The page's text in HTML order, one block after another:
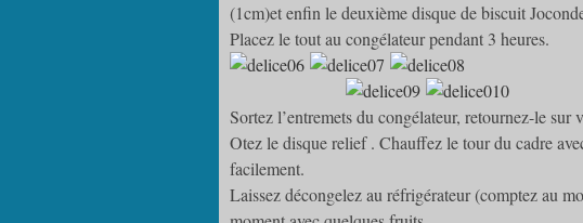
(1cm)et enfin le deuxième disque de biscuit
Placez le tout au congélateur pendant 3 heures.
Sortez l’entremets du congélateur, retournez-le sur
Otez le disque relief . Chauffez le tour du cadre
facilement.
Laissez décongelez au réfrigérateur (comptez au